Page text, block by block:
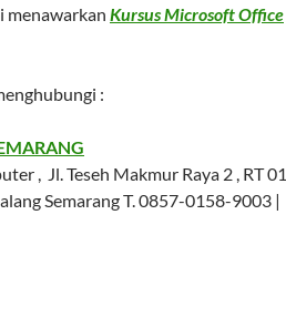
menawarkan Kursus Microsoft Office
:
, Jl. Teseh Makmur Raya 2 , RT 01
Semarang T. 0857-0158-9003 |